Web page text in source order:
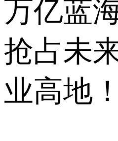
万亿蓝
抢占未
业高地！